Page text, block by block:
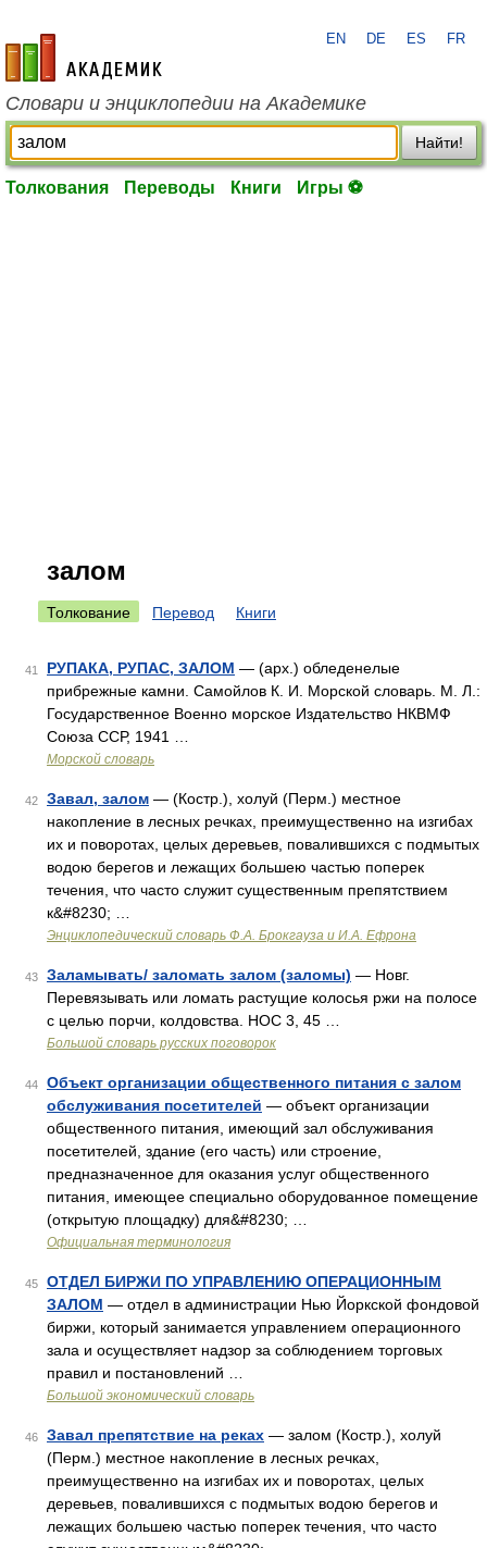
academic.ru
EN DE ES FR
Словари и энциклопедии на Академике
Найти!
Толкования Переводы Книги Игры ⚽
залом
Толкование Перевод Книги
41 РУПАКА, РУПАС, ЗАЛОМ — (арх.) обледенелые
прибрежные камни. Самойлов К. И. Морской словарь. М. Л.:
Государственное Военно морское Издательство НКВМФ
Союза ССР, 1941 …
Морской словарь
42 Завал, залом — (Костр.), холуй (Перм.) местное
накопление в лесных речках, преимущественно на изгибах
их и поворотах, целых деревьев, повалившихся с подмытых
водою берегов и лежащих большею частью поперек
течения, что часто служит существенным препятствием
к&#8230; …
Энциклопедический словарь Ф.А. Брокгауза и И.А. Ефрона
43 Заламывать/ заломать залом (заломы) — Новг.
Перевязывать или ломать растущие колосья ржи на полосе
с целью порчи, колдовства. НОС 3, 45 …
Большой словарь русских поговорок
44
Объект организации общественного питания с залом
обслуживания посетителей — объект организации
общественного питания, имеющий зал обслуживания
посетителей, здание (его часть) или строение,
предназначенное для оказания услуг общественного
питания, имеющее специально оборудованное помещение
(открытую площадку) для&#8230; …
Официальная терминология
45
ОТДЕЛ БИРЖИ ПО УПРАВЛЕНИЮ ОПЕРАЦИОННЫМ
ЗАЛОМ — отдел в администрации Нью Йоркской фондовой
биржи, который занимается управлением операционного
зала и осуществляет надзор за соблюдением торговых
правил и постановлений …
Большой экономический словарь
46 Завал препятствие на реках — залом (Костр.), холуй
(Перм.) местное накопление в лесных речках,
преимущественно на изгибах их и поворотах, целых
деревьев, повалившихся с подмытых водою берегов и
лежащих большею частью поперек течения, что часто